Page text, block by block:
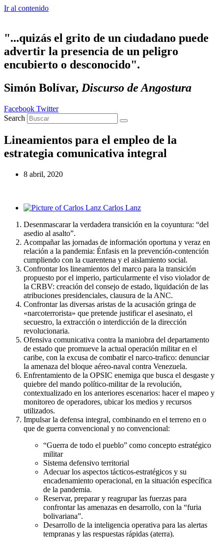
Ir al contenido
"...quizás el grito de un ciudadano puede
advertir la presencia de un peligro
encubierto o desconocido".
Simón Bolívar, Discurso de Angostura
Facebook Twitter
Search
Lineamientos para el empleo de la
estrategia comunicativa integral
8 abril, 2020
Carlos Lanz
Desenmascarar la verdadera transición en la coyuntura: “del
asedio al asalto”.
Acompañar las jornadas de información oportuna y veraz en
relación a la pandemia: Énfasis en la prevención-contención
cumpliendo con la cuarentena y el aislamiento social.
Confrontar los lineamientos del marco para la transición
propuesto por el imperio, particularmente el viso violador de
la CRBV: creación del consejo de estado, liquidación de las
atribuciones presidenciales, clausura de la ANC.
Confrontar las diversas aristas de la acusación gringa de
«narcoterrorista» que pretende justificar el asesinato, el
secuestro, la extracción o interdicción de la dirección
revolucionaria.
Ofensiva comunicativa contra la maniobra del departamento
de estado que promueve la actual operación militar en el
caribe, con la excusa de combatir el narco-trafico: denunciar
la amenaza del bloque aéreo-naval contra Venezuela.
Enfrentamiento de la OPSIC enemiga que busca el desgaste y
quiebre del mando político-militar de la revolución,
contextualizado en los anteriores escenarios: hacer el mapeo y
monitoreo de operadores, ubicar los medios y recursos
utilizados.
Impulsar la defensa integral, combinando en el terreno en o
que de guerra convencional y no convencional:
“Guerra de todo el pueblo” como concepto estratégico
militar
Sistema defensivo territorial
Adecuar los aspectos tácticos-estratégicos y su
encadenamiento operacional, en la situación específica
de la pandemia.
Reservar, preparar y reagrupar las fuerzas para
confrontar las amenazas en desarrollo, con la “furia
bolivariana”.
Desarrollo de la inteligencia operativa para las alertas
tempranas y las respuestas rápidas (aterra).